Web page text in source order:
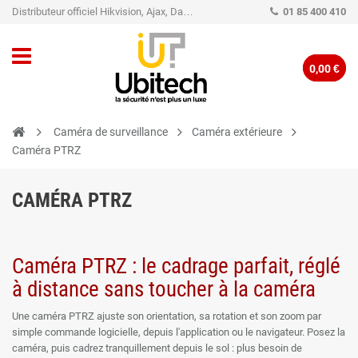
Distributeur officiel Hikvision, Ajax, Dahua, TP-Link - Caméra de vidéo surveillance - Alarme 01 85 400 410
0,00 €
Caméra de surveillance
Caméra extérieure
Caméra PTRZ
CAMÉRA PTRZ
Caméra PTRZ : le cadrage parfait, réglé
à distance sans toucher à la caméra
Une caméra PTRZ ajuste son orientation, sa rotation et son zoom par
simple commande logicielle, depuis l'application ou le navigateur. Posez la
caméra, puis cadrez tranquillement depuis le sol : plus besoin de